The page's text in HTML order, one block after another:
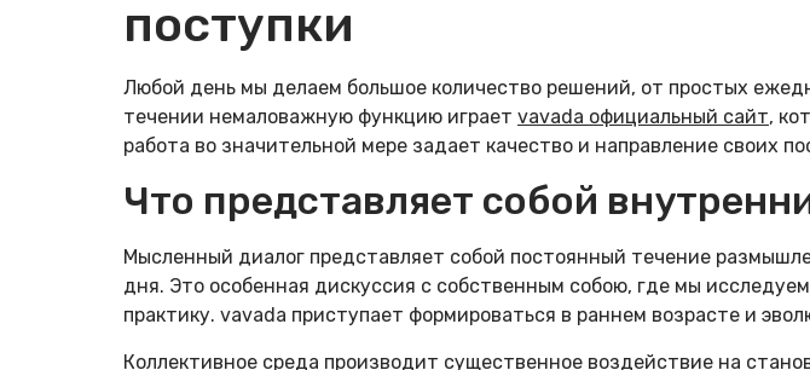
поступки
Любой день мы делаем большое количество решений, от простых
течении немаловажную функцию играет vavada официальный сайт,
работа во значительной мере задает качество и направление своих
Что представляет собой
Мысленный диалог представляет собой постоянный течение
дня. Это особенная дискуссия с собственным собою, где мы
практику. vavada приступает формироваться в раннем возрасте и
Коллективное среда производит существенное воздействие на